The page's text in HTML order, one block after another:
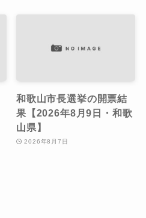
和歌山市長選挙の開票結
果【2026年8月9日・和歌
山県】
2026年8月7日